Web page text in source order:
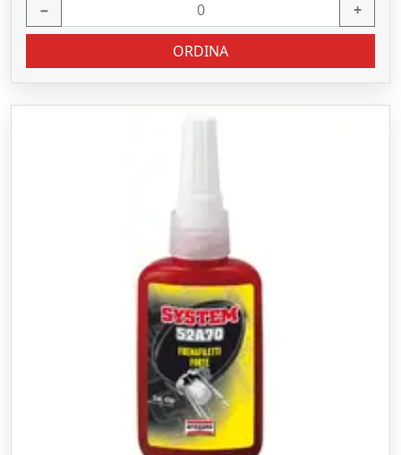
− +
ORDINA